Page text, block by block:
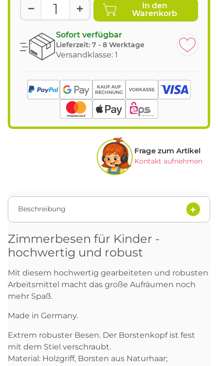
In den
Warenkorb
Sofort verfügbar
Lieferzeit: 7 - 8 Werktage
Versandklasse: 1
Frage zum Artikel
Kontakt aufnehmen
Beschreibung
Zimmerbesen für Kinder -
hochwertig und robust
Mit diesem hochwertig gearbeiteten und robusten
Arbeitsmittel macht das große Aufräumen noch
mehr Spaß.
Made in Germany.
Extrem robuster Besen. Der Borstenkopf ist fest
mit dem Stiel verschraubt.
Material: Holzgriff, Borsten aus Naturhaar;